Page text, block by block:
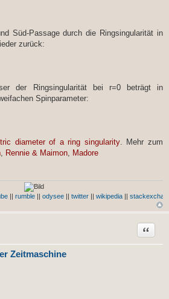
Süd-Passage durch die Ringsingularität in
zurück:
der Ringsingularität bei r=0 beträgt in
Spinparameter:
diameter of a ring singularity. Mehr zum
, Rennie & Maimon, Madore
|| rumble || odysee || twitter || wikipedia ||
Zeitmaschine
Zitat